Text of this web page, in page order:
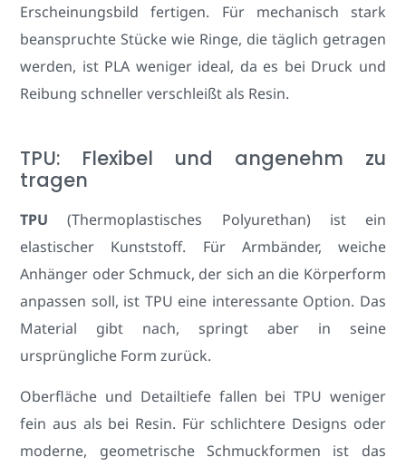
Erscheinungsbild fertigen. Für mechanisch stark
beanspruchte Stücke wie Ringe, die täglich getragen
werden, ist PLA weniger ideal, da es bei Druck und
Reibung schneller verschleißt als Resin.
TPU: Flexibel und angenehm zu
tragen
TPU (Thermoplastisches Polyurethan) ist ein
elastischer Kunststoff. Für Armbänder, weiche
Anhänger oder Schmuck, der sich an die Körperform
anpassen soll, ist TPU eine interessante Option. Das
Material gibt nach, springt aber in seine
ursprüngliche Form zurück.
Oberfläche und Detailtiefe fallen bei TPU weniger
fein aus als bei Resin. Für schlichtere Designs oder
moderne, geometrische Schmuckformen ist das